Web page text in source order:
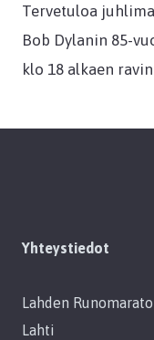
Tervetuloa
Bob Dylanin 85-
klo 18 alkaen
Yhteystiedot
Lahden
Lahti